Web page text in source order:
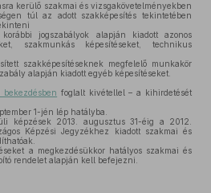
kerülő szakmai és vizsgakövetelményekben
túl az adott szakképesítés tekintetében
jogszabályok alapján kiadott azonos
szakmunkás képesítéseket, technikus
szakképesítéseknek megfelelő munkakör
alapján kiadott egyéb képesítéseket.
bekezdésben foglalt kivétellel – a kihirdetését
1-jén lép hatályba.
képzések 2013. augusztus 31-éig a 2012.
Képzési Jegyzékhez kiadott szakmai és
a megkezdésükkor hatályos szakmai és
rendelet alapján kell befejezni.